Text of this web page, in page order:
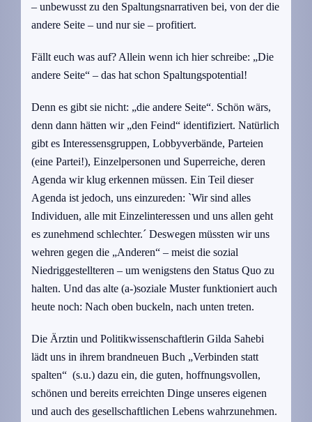
– unbewusst zu den Spaltungsnarrativen bei, von der die
andere Seite – und nur sie – profitiert.
Fällt euch was auf? Allein wenn ich hier schreibe: „Die
andere Seite“ – das hat schon Spaltungspotential!
Denn es gibt sie nicht: „die andere Seite“. Schön wärs,
denn dann hätten wir „den Feind“ identifiziert. Natürlich
gibt es Interessensgruppen, Lobbyverbände, Parteien
(eine Partei!), Einzelpersonen und Superreiche, deren
Agenda wir klug erkennen müssen. Ein Teil dieser
Agenda ist jedoch, uns einzureden: `Wir sind alles
Individuen, alle mit Einzelinteressen und uns allen geht
es zunehmend schlechter.´ Deswegen müssten wir uns
wehren gegen die „Anderen“ – meist die sozial
Niedriggestellteren – um wenigstens den Status Quo zu
halten. Und das alte (a-)soziale Muster funktioniert auch
heute noch: Nach oben buckeln, nach unten treten.
Die Ärztin und Politikwissenschaftlerin Gilda Sahebi
lädt uns in ihrem brandneuen Buch „Verbinden statt
spalten“ (s.u.) dazu ein, die guten, hoffnungsvollen,
schönen und bereits erreichten Dinge unseres eigenen
und auch des gesellschaftlichen Lebens wahrzunehmen.